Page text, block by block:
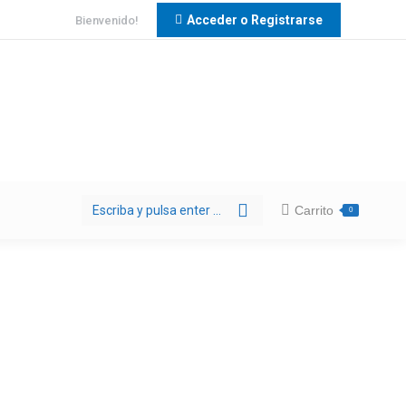
Bienvenido! Acceder o Registrarse
Buscar: Carrito 0